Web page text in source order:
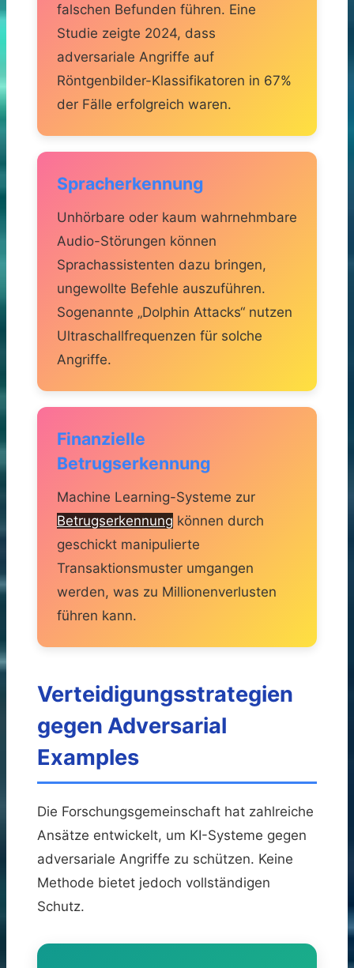
falschen Befunden führen. Eine
Studie zeigte 2024, dass
adversariale Angriffe auf
Röntgenbilder-Klassifikatoren in 67%
der Fälle erfolgreich waren.
Spracherkennung
Unhörbare oder kaum wahrnehmbare
Audio-Störungen können
Sprachassistenten dazu bringen,
ungewollte Befehle auszuführen.
Sogenannte „Dolphin Attacks“ nutzen
Ultraschallfrequenzen für solche
Angriffe.
Finanzielle
Betrugserkennung
Machine Learning-Systeme zur
Betrugserkennung können durch
geschickt manipulierte
Transaktionsmuster umgangen
werden, was zu Millionenverlusten
führen kann.
Verteidigungsstrategien
gegen Adversarial
Examples
Die Forschungsgemeinschaft hat zahlreiche
Ansätze entwickelt, um KI-Systeme gegen
adversariale Angriffe zu schützen. Keine
Methode bietet jedoch vollständigen
Schutz.